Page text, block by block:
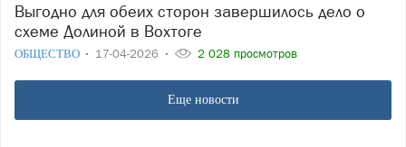
Выгодно для обеих сторон завершилось дело о
схеме Долиной в Вохтоге
ОБЩЕСТВО 17-04-2026 2 028 просмотров
Еще новости